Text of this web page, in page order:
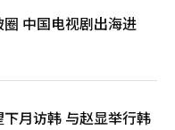
圈 中国电视剧出海进
月访韩 与赵显举行韩